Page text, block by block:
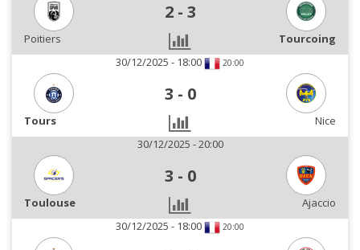
2 - 3
Poitiers
Tourcoing
30/12/2025 - 18:00
20:00
3 - 0
Tours
Nice
30/12/2025 - 20:00
3 - 0
Toulouse
Ajaccio
30/12/2025 - 18:00
20:00